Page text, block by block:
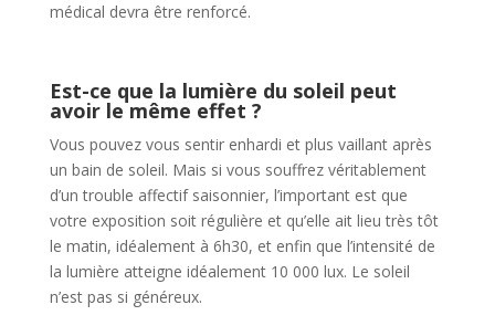
médical devra être renforcé.
Est-ce que la lumière du soleil peut
avoir le même effet ?
Vous pouvez vous sentir enhardi et plus vaillant après
un bain de soleil. Mais si vous souffrez véritablement
d’un trouble affectif saisonnier, l’important est que
votre exposition soit régulière et qu’elle ait lieu très tôt
le matin, idéalement à 6h30, et enfin que l’intensité de
la lumière atteigne idéalement 10 000 lux. Le soleil
n’est pas si généreux.